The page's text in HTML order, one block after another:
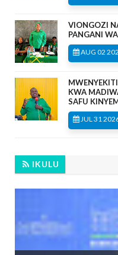
VIONGOZI
PANGANI
AUG 02
KWA
SAFU
JUL 31
IKULU